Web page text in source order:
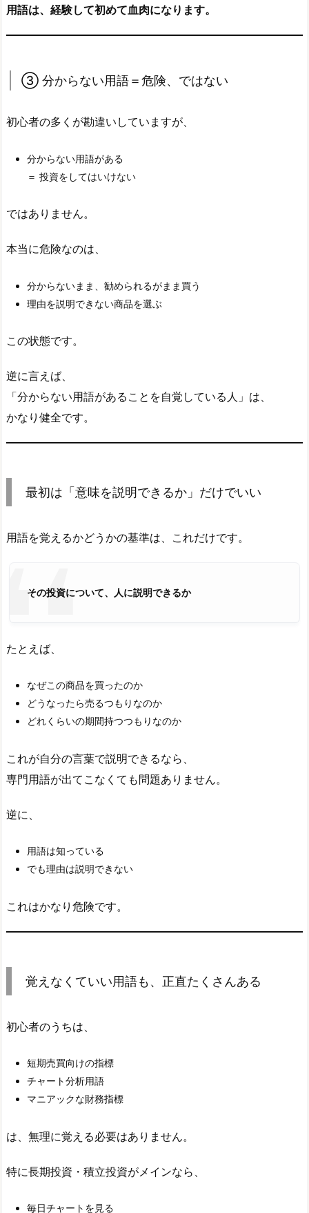
用語は、経験して初めて血肉になります。
③ 分からない用語＝危険、ではない
初心者の多くが勘違いしていますが、
分からない用語がある
＝ 投資をしてはいけない
ではありません。
本当に危険なのは、
分からないまま、勧められるがまま買う
理由を説明できない商品を選ぶ
この状態です。
逆に言えば、
「分からない用語があることを自覚している人」は、
かなり健全です。
最初は「意味を説明できるか」だけでいい
用語を覚えるかどうかの基準は、これだけです。
その投資について、人に説明できるか
たとえば、
なぜこの商品を買ったのか
どうなったら売るつもりなのか
どれくらいの期間持つつもりなのか
これが自分の言葉で説明できるなら、
専門用語が出てこなくても問題ありません。
逆に、
用語は知っている
でも理由は説明できない
これはかなり危険です。
覚えなくていい用語も、正直たくさんある
初心者のうちは、
短期売買向けの指標
チャート分析用語
マニアックな財務指標
は、無理に覚える必要はありません。
特に長期投資・積立投資がメインなら、
毎日チャートを見る